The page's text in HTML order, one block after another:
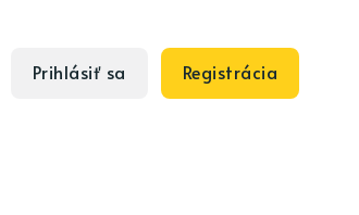
Prihlásiť sa Registrácia